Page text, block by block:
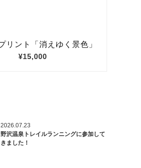
2026.07.23
野沢温泉トレイルランニングに参加して
きました！